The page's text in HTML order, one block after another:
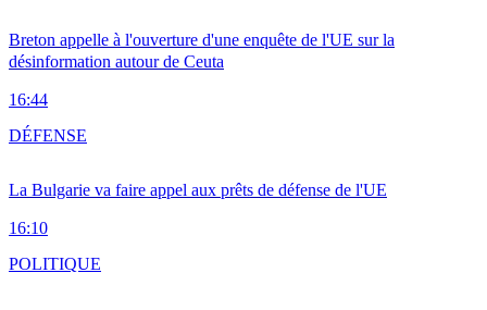
Breton appelle à l'ouverture d'une enquête de l'UE sur la
désinformation autour de Ceuta
16:44
La Bulgarie va faire appel aux prêts de défense de l'UE
16:10
DÉFENSE
POLITIQUE